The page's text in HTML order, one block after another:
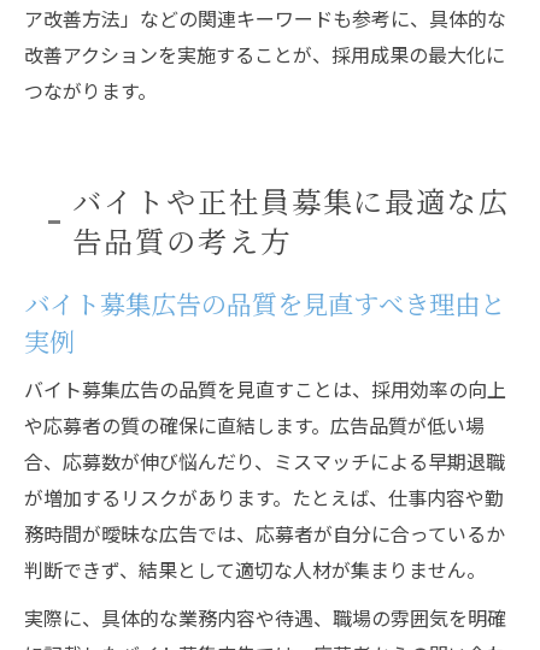
ア改善方法」などの関連キーワードも参考に、具体的な
改善アクションを実施することが、採用成果の最大化に
つながります。
バイトや正社員募集に最適な広
告品質の考え方
バイト募集広告の品質を見直すべき理由と
実例
バイト募集広告の品質を見直すことは、採用効率の向上
や応募者の質の確保に直結します。広告品質が低い場
合、応募数が伸び悩んだり、ミスマッチによる早期退職
が増加するリスクがあります。たとえば、仕事内容や勤
務時間が曖昧な広告では、応募者が自分に合っているか
判断できず、結果として適切な人材が集まりません。
実際に、具体的な業務内容や待遇、職場の雰囲気を明確